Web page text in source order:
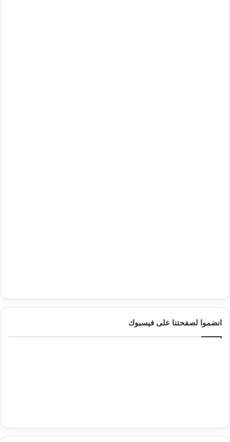
انضموا لصفحتنا على فيسبوك